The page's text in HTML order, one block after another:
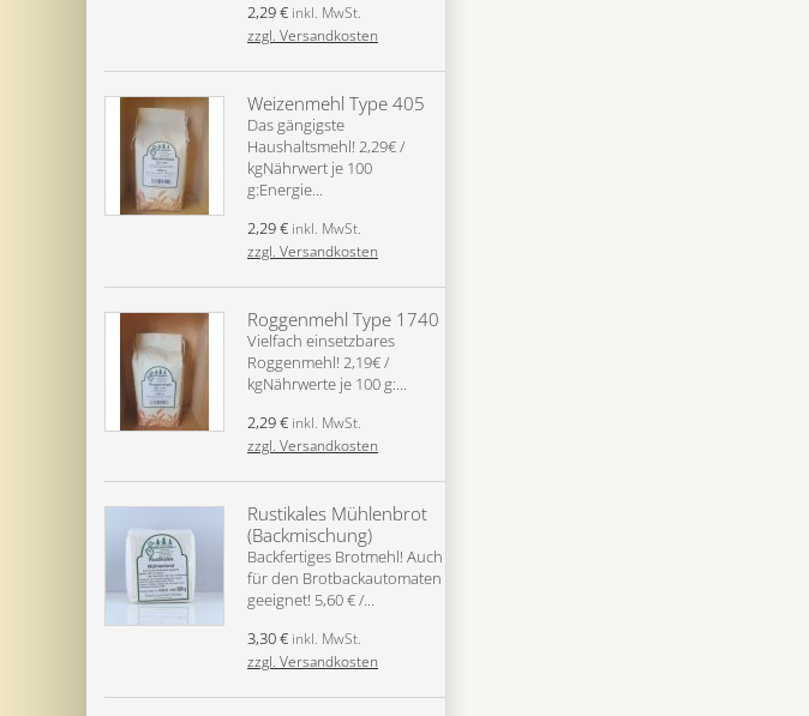
2,29 € inkl. MwSt.
zzgl. Versandkosten
Weizenmehl Type 405
Das gängigste
Haushaltsmehl! 2,29€ /
kgNährwert je 100
g:Energie...
2,29 € inkl. MwSt.
zzgl. Versandkosten
Roggenmehl Type 1740
Vielfach einsetzbares
Roggenmehl! 2,19€ /
kgNährwerte je 100 g:...
2,29 € inkl. MwSt.
zzgl. Versandkosten
Rustikales Mühlenbrot
(Backmischung)
Backfertiges Brotmehl! Auch
für den Brotbackautomaten
geeignet! 5,60 € /...
3,30 € inkl. MwSt.
zzgl. Versandkosten